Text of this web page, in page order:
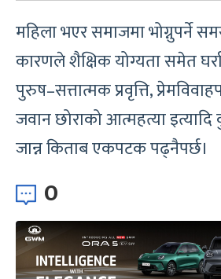
महिला भएर समाजमा भोग्नुपर्ने
कारणले शैक्षिक योग्यता समेत
पुरुष–सत्तात्मक प्रवृत्ति,
जवान छोराको आत्महत्या
जान्न किताब एकपटक पढ्नैपर्छ।
0